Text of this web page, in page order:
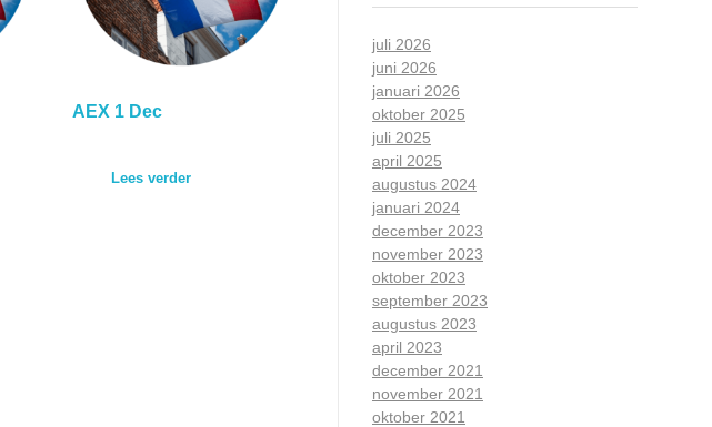
AEX 1 Dec
Lees verder
juli 2026
juni 2026
januari 2026
oktober 2025
juli 2025
april 2025
augustus 2024
januari 2024
december 2023
november 2023
oktober 2023
september 2023
augustus 2023
april 2023
december 2021
november 2021
oktober 2021